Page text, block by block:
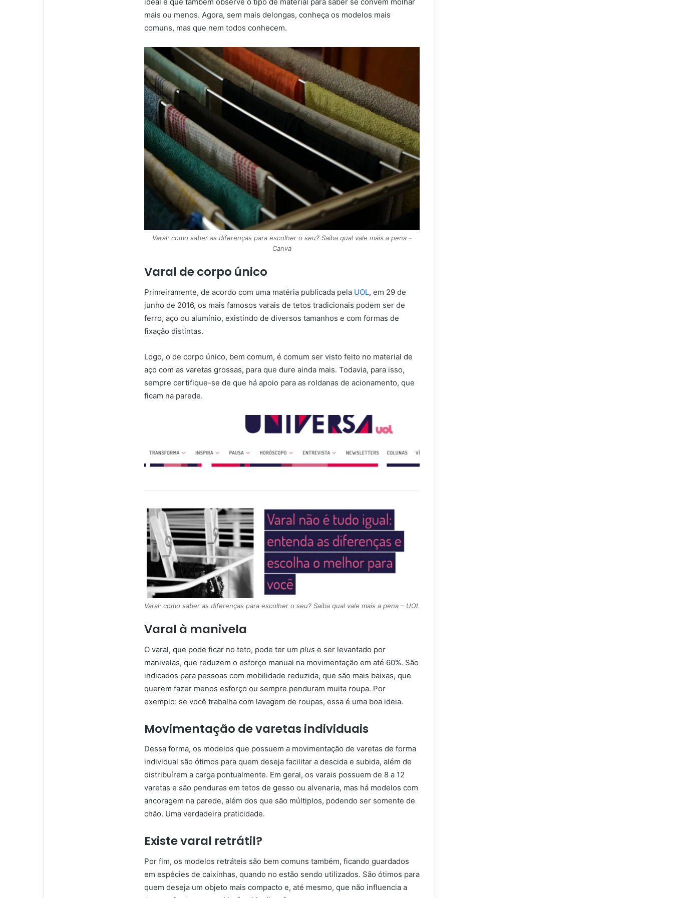
mais ou menos. Agora, sem mais delongas, conheça os modelos mais
comuns, mas que nem todos conhecem.
Varal: como saber as diferenças para escolher o seu? Saiba qual vale mais a pena –
Canva
Varal de corpo único
Primeiramente, de acordo com uma matéria publicada pela UOL, em 29 de
junho de 2016, os mais famosos varais de tetos tradicionais podem ser de
ferro, aço ou alumínio, existindo de diversos tamanhos e com formas de
fixação distintas.
Logo, o de corpo único, bem comum, é comum ser visto feito no material de
aço com as varetas grossas, para que dure ainda mais. Todavia, para isso,
sempre certifique-se de que há apoio para as roldanas de acionamento, que
ficam na parede.
Varal: como saber as diferenças para escolher o seu? Saiba qual vale mais a pena – UOL
Varal à manivela
O varal, que pode ficar no teto, pode ter um plus e ser levantado por
manivelas, que reduzem o esforço manual na movimentação em até 60%. São
indicados para pessoas com mobilidade reduzida, que são mais baixas, que
querem fazer menos esforço ou sempre penduram muita roupa. Por
exemplo: se você trabalha com lavagem de roupas, essa é uma boa ideia.
Movimentação de varetas individuais
Dessa forma, os modelos que possuem a movimentação de varetas de forma
individual são ótimos para quem deseja facilitar a descida e subida, além de
distribuírem a carga pontualmente. Em geral, os varais possuem de 8 a 12
varetas e são penduras em tetos de gesso ou alvenaria, mas há modelos com
ancoragem na parede, além dos que são múltiplos, podendo ser somente de
chão. Uma verdadeira praticidade.
Existe varal retrátil?
Por fim, os modelos retráteis são bem comuns também, ficando guardados
em espécies de caixinhas, quando no estão sendo utilizados. São ótimos para
quem deseja um objeto mais compacto e, até mesmo, que não influencia a